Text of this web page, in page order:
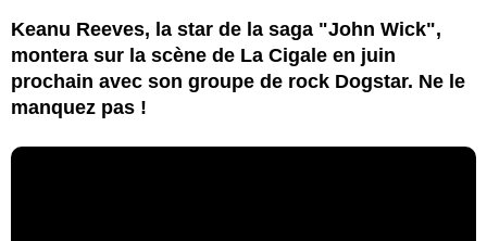
Keanu Reeves, la star de la saga "John Wick",
montera sur la scène de La Cigale en juin
prochain avec son groupe de rock Dogstar. Ne le
manquez pas !